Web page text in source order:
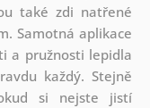
také zdi natřené
Samotná aplikace
a pružnosti lepidla
každý. Stejně
si nejste jistí